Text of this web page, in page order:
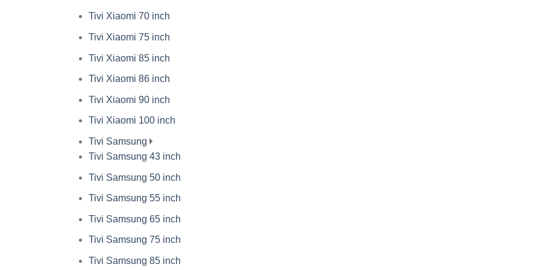
Tivi Xiaomi 70 inch
Tivi Xiaomi 75 inch
Tivi Xiaomi 85 inch
Tivi Xiaomi 86 inch
Tivi Xiaomi 90 inch
Tivi Xiaomi 100 inch
Tivi Samsung
Tivi Samsung 43 inch
Tivi Samsung 50 inch
Tivi Samsung 55 inch
Tivi Samsung 65 inch
Tivi Samsung 75 inch
Tivi Samsung 85 inch